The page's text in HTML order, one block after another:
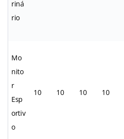
riná
rio
Mo
nito
r
Esp
ortiv
o
10 10 10 10